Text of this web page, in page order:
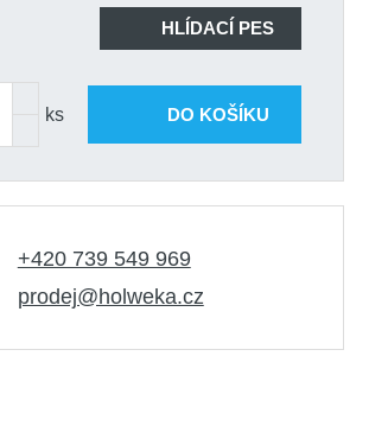
HLÍDACÍ PES
ks DO KOŠÍKU
+420 739 549 969
prodej@holweka.cz